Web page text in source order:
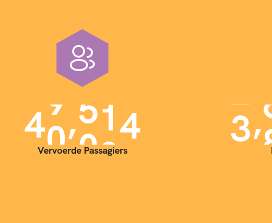
40,000
Vervoerde Passagiers
3,